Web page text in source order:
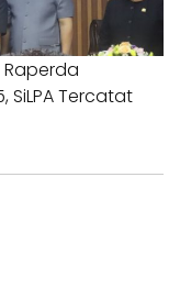
Raperda
SiLPA Tercatat